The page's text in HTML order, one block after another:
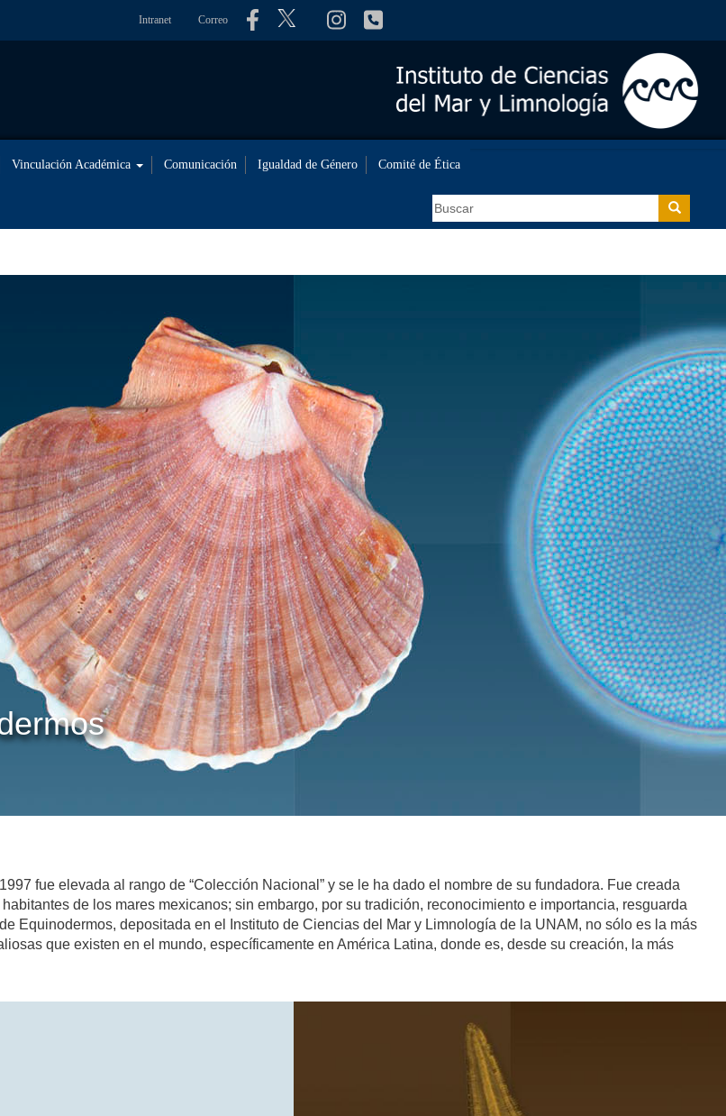
Intranet Correo
Vinculación Académica Comunicación Igualdad de Género Comité de Ética
Buscar Buscar
fue elevada al rango de “Colección Nacional” y se le ha dado el nombre de su fundadora. Fue creada
de los mares mexicanos; sin embargo, por su tradición, reconocimiento e importancia, resguarda
Equinodermos, depositada en el Instituto de Ciencias del Mar y Limnología de la UNAM, no sólo es la más
que existen en el mundo, específicamente en América Latina, donde es, desde su creación, la más